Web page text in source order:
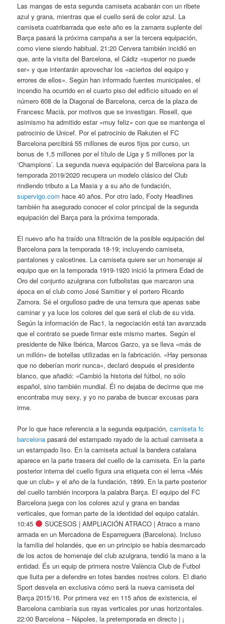
Las mangas de esta segunda camiseta acabarán con un ribete
azul y grana, mientras que el cuello será de color azul. La
camiseta cuatribarrada que este año es la zamarra suplente del
Barça pasará la próxima campaña a ser la tercera equipación,
como viene siendo habitual. 21:20 Cervera también incidió en
que, ante la visita del Barcelona, el Cádiz «superior no puede
ser» y que intentarán aprovechar los «aciertos del equipo y
errores de ellos». Según han informado fuentes municipales, el
incendio ha ocurrido en el cuarto piso del edificio situado en el
número 608 de la Diagonal de Barcelona, cerca de la plaza de
Francesc Macià, por motivos que se investigan. Rosell, que
asimismo ha admitido estar «muy feliz» con que se mantenga el
patrocinio de Unicef. Por el patrocinio de Rakuten el FC
Barcelona percibirá 55 millones de euros fijos por curso, un
bonus de 1,5 millones por el título de Liga y 5 millones por la
‘Champions’. La segunda nueva equipación del Barcelona para la
temporada 2019/2020 recupera un modelo clásico del Club
rindiendo tributo a La Masia y a su año de fundación,
supervigo.com hace 40 años. Por otro lado, Footy Headlines
también ha asegurado conocer el color principal de la segunda
equipación del Barça para la próxima temporada.
El nuevo año ha traído una filtración de la posible equipación del
Barcelona para la temporada 18-19; incluyendo camiseta,
pantalones y calcetines. La camiseta quiere ser un homenaje al
equipo que en la temporada 1919-1920 inició la primera Edad de
Oro del conjunto azulgrana con futbolistas que marcaron una
época en el club como José Samitier y el portero Ricardo
Zamora. Sé el orgulloso padre de una ternura que apenas sabe
caminar y ya luce los colores del que será el club de su vida.
Según la información de Rac1, la negociación está tan avanzada
que el contrato se puede firmar este mismo martes. Según el
presidente de Nike Ibérica, Marcos Garzo, ya se lleva «más de
un millón» de botellas utilizadas en la fabricación. «Hay personas
que no deberían morir nunca», declaró después el presidente
blanco, que añadió: «Cambió la historia del fútbol, no sólo
español, sino también mundial. Él no dejaba de decirme que me
encontraba muy sexy, y yo no paraba de buscar excusas para
irme.
Por lo que hace referencia a la segunda equipación,camiseta fc
barcelona pasará del estampado rayado de la actual camiseta a
un estampado liso. En la camiseta actual la bandera catalana
aparece en la parte trasera del cuello de la camiseta. En la parte
posterior interna del cuello figura una etiqueta con el lema «Més
que un club» y el año de la fundación, 1899. En la parte posterior
del cuello también incorpora la palabra Barça. El equipo del FC
Barcelona juega con los colores azul y grana en bandas
verticales, que forman parte de la identidad del equipo catalán.
10:45
SUCESOS | AMPLIACIÓN ATRACO | Atraco a mano
armada en un Mercadona de Esparreguera (Barcelona). Incluso
la familia del holandés, que en un principio se había desmarcado
de los actos de homenaje del club azulgrana, tendió la mano a la
entidad. És un equip de primera nostre València Club de Futbol
que lluita per a defendre en totes bandes nostres colors. El diario
Sport desvela en exclusiva cómo será la nueva camiseta del
Barça 2015/16. Por primera vez en 115 años de existencia, el
Barcelona cambiaría sus rayas verticales por unas horizontales.
22:00 Barcelona – Nápoles, la pretemporada en directo | ¡